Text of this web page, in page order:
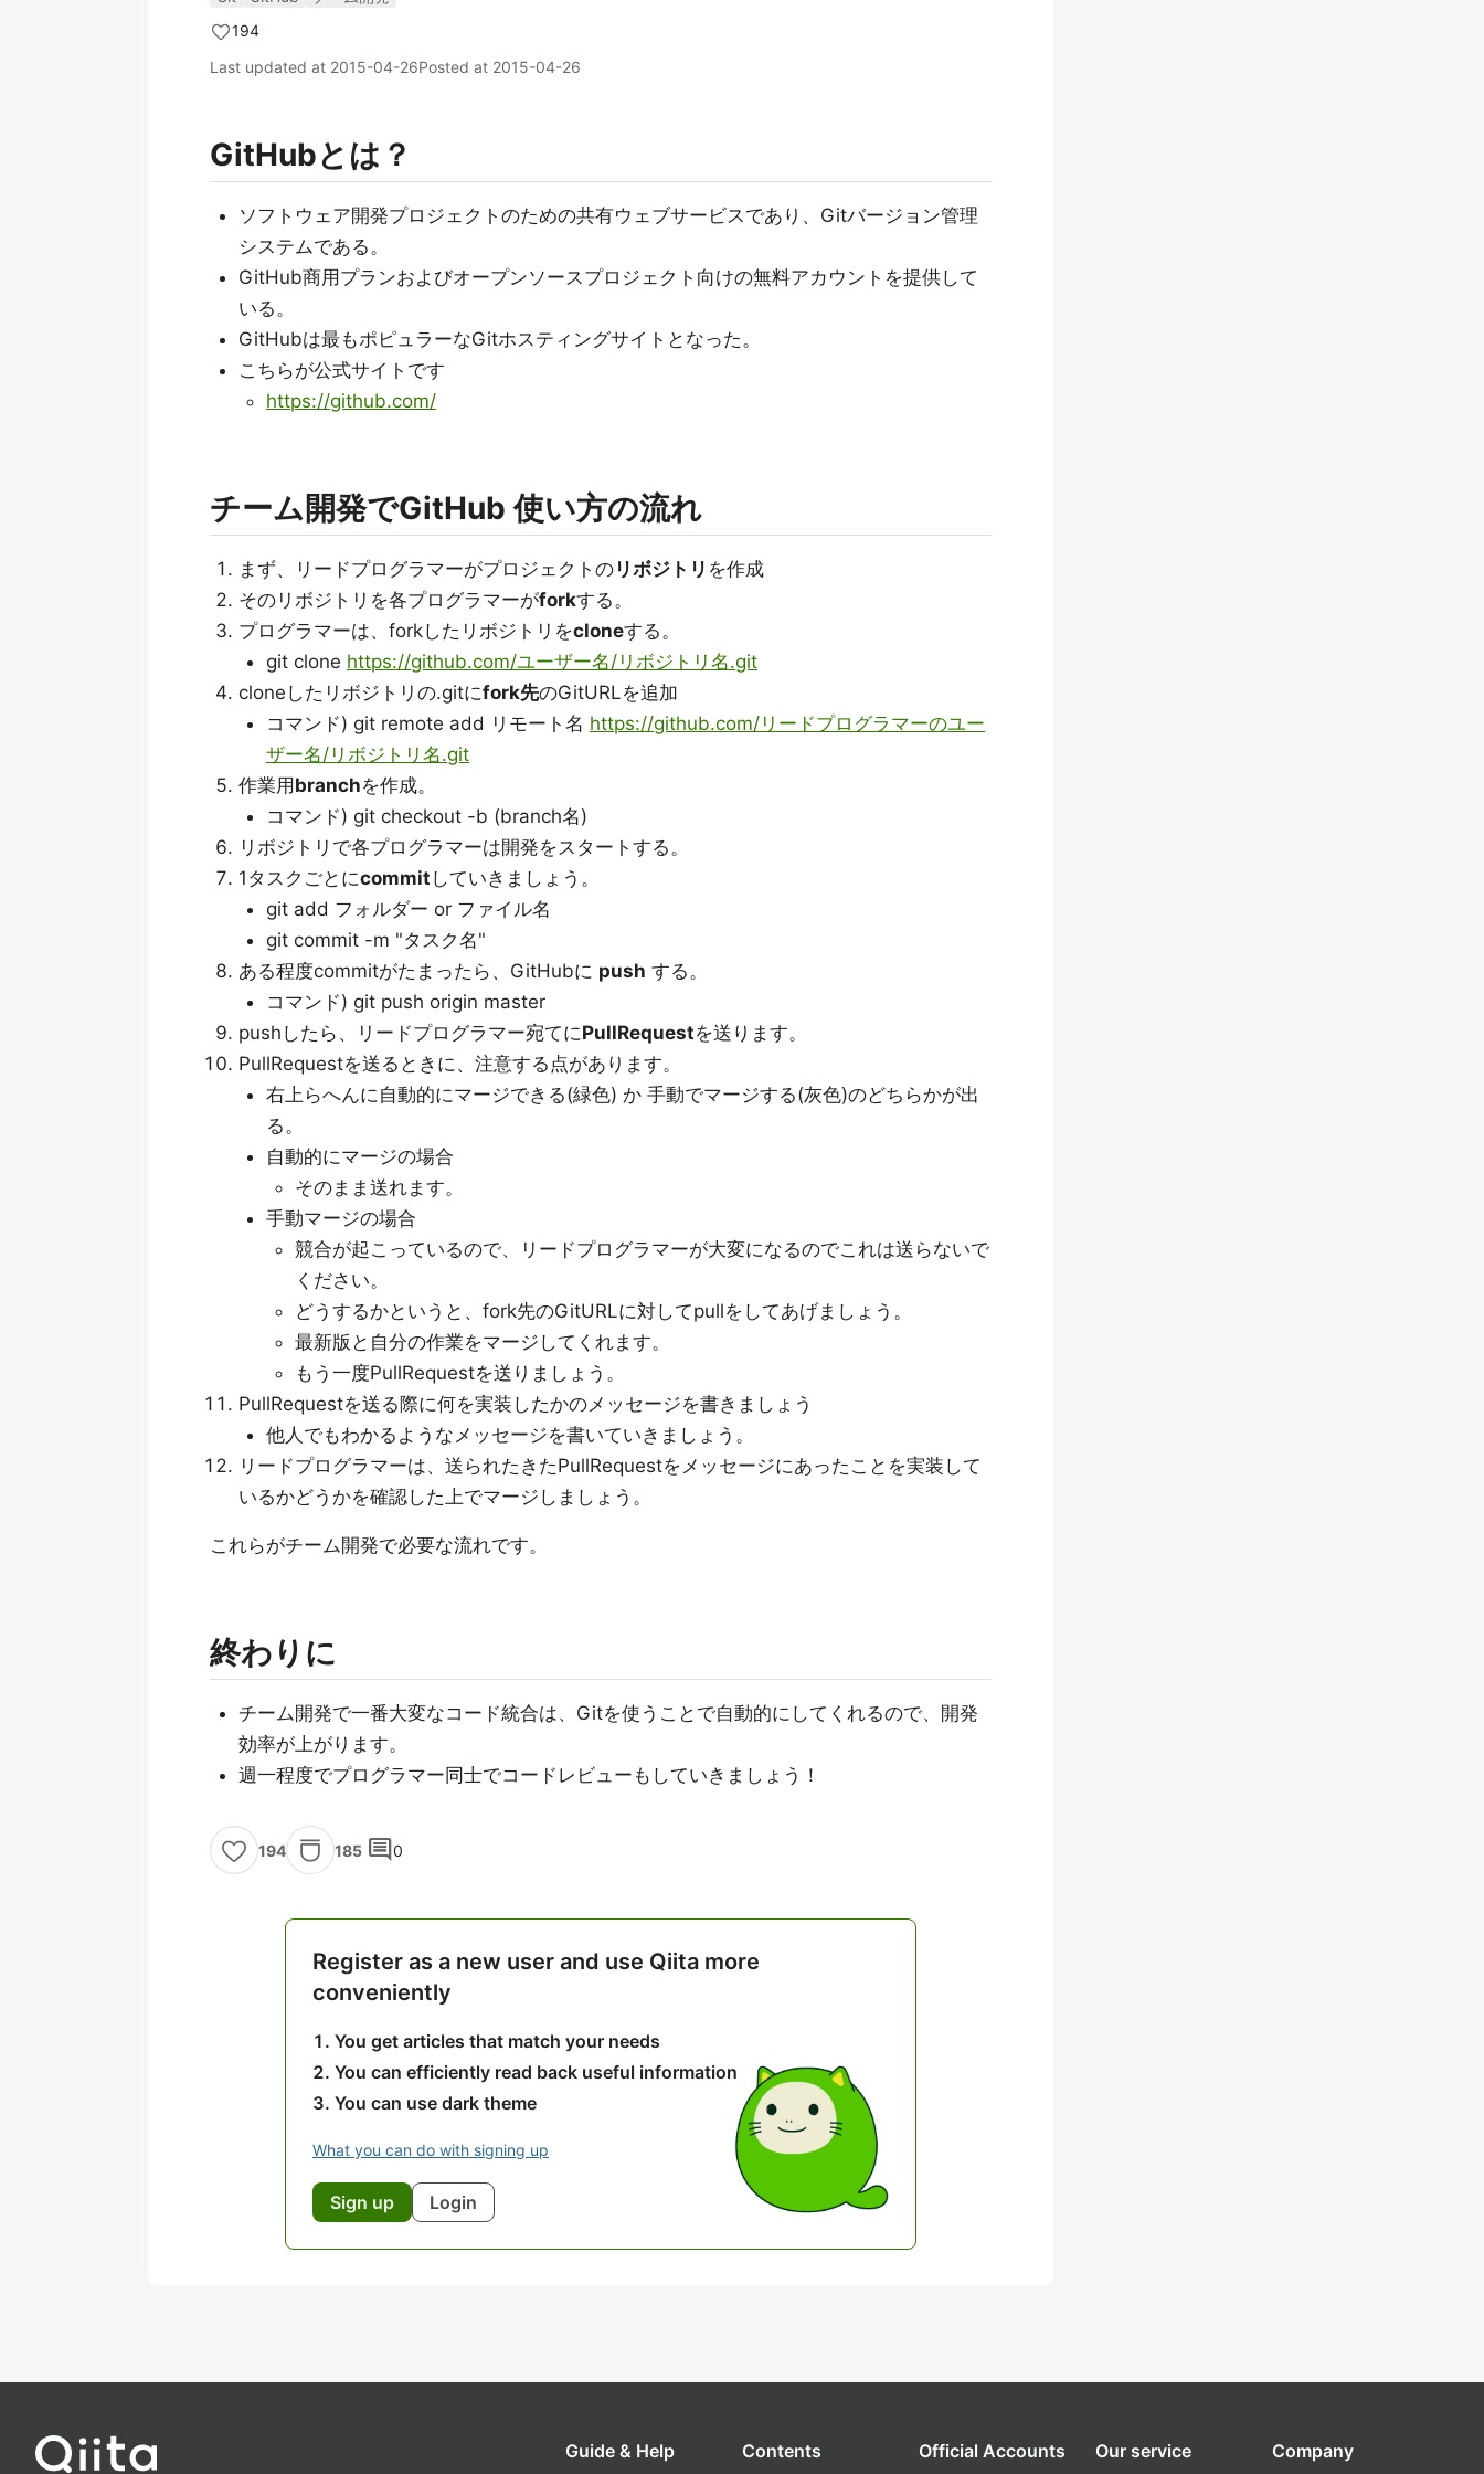
194
Last updated at 2015-04-26Posted at 2015-04-26
GitHubとは？
ソフトウェア開発プロジェクトのための共有ウェブサービスであり、Gitバージョン管理
システムである。
GitHub商用プランおよびオープンソースプロジェクト向けの無料アカウントを提供して
いる。
GitHubは最もポピュラーなGitホスティングサイトとなった。
こちらが公式サイトです
https://github.com/
チーム開発でGitHub 使い方の流れ
まず、リードプログラマーがプロジェクトのリボジトリ を作成
そのリボジトリを各プログラマーがforkする。
プログラマーは、forkしたリボジトリをcloneする。
git clone https://github.com/ユーザー名/リボジトリ名.git
cloneしたリボジトリの.gitにfork先のGitURLを追加
コマンド) git remote add リモート名 https://github.com/リードプログラマーのユー
ザー名/リボジトリ名.git
作業用 branchを作成。
コマンド) git checkout -b (branch名)
リボジトリで各プログラマーは開発をスタートする。
1タスクごとにcommit していきましょう。
git add フォルダー or ファイル名
git commit -m "タスク名"
ある程度commitがたまったら、GitHubに push する。
コマンド) git push origin master
pushしたら、リードプログラマー宛てにPullRequestを送ります。
PullRequestを送るときに、注意する点があります。
右上らへんに自動的にマージできる(緑色) か 手動でマージする(灰色)のどちらかが出
る。
自動的にマージの場合
そのまま送れます。
手動マージの場合
競合が起こっているので、リードプログラマーが大変になるのでこれは送らないで
ください。
どうするかというと、fork先のGitURLに対してpullをしてあげましょう。
最新版と自分の作業をマージしてくれます。
もう一度PullRequestを送りましょう。
PullRequestを送る際に何を実装したかのメッセージを書きましょう
他人でもわかるようなメッセージを書いていきましょう。
リードプログラマーは、送られたきたPullRequestをメッセージにあったことを実装して
いるかどうかを確認した上でマージしましょう。
これらがチーム開発で必要な流れです。
終わりに
チーム開発で一番大変なコード統合は、Gitを使うことで自動的にしてくれるので、開発
効率が上がります。
週一程度でプログラマー同士でコードレビューもしていきましょう！
194 185 comment0
Register as a new user and use Qiita more
conveniently
You get articles that match your needs
You can efficiently read back useful information
You can use dark theme
What you can do with signing up
Sign up Login
Guide & Help Contents Official Accounts Our service Company